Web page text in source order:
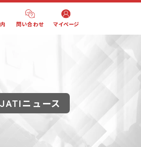
問い合わせ マイページ
JATIニュース